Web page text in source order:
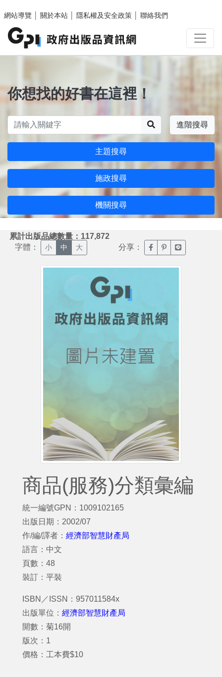
網站導覽
關於本站 隱私權及安全政策 聯絡我們
你想找的好書在這裡！
進階搜尋
主題搜尋
施政搜尋
機關搜尋
累計出版品總數量：117,872
字體： 小 中 大 分享： 臉書分享(另開新視窗)
噗浪分享(另開新
Line分享(另
商品(服務)分類彙編
統一編號GPN：1009102165
出版日期：2002/07
作/編/譯者： 經濟部智慧財產局
語言：中文
頁數：48
裝訂：平裝
ISBN／ISSN：957011584x
出版單位： 經濟部智慧財產局
開數：菊16開
版次：1
價格：工本費$10